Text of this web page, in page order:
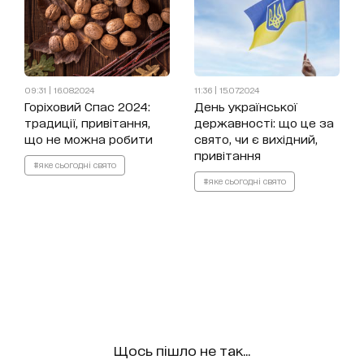
09:31 | 16.08.2024
Горіховий Спас 2024:
традиції, привітання,
що не можна робити
#яке сьогодні свято
11:36 | 15.07.2024
День української
державності: що це за
свято, чи є вихідний,
привітання
#яке сьогодні свято
Щось пішло не так...